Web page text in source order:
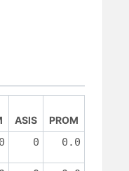
ASIS
PROM
0 0.0